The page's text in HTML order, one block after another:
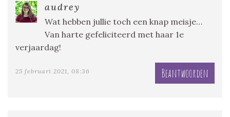
audrey
Wat hebben jullie toch een knap meisje…
Van harte gefeliciteerd met haar 1e
verjaardag!
25 februari 2021, 08:36 Beantwoorden